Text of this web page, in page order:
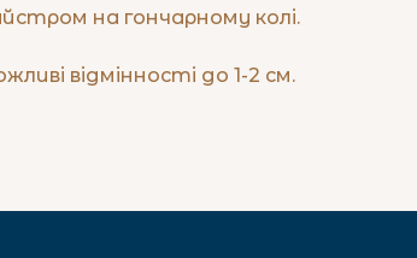
на гончарному колі.
відмінності до 1-2 см.